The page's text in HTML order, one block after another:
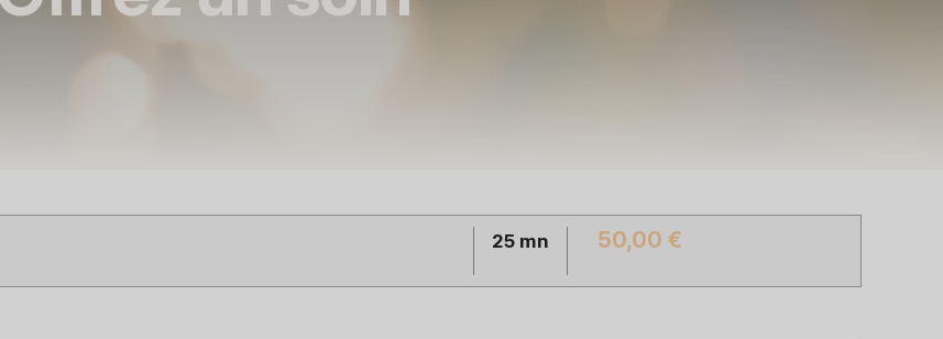
25 mn 50,00 €